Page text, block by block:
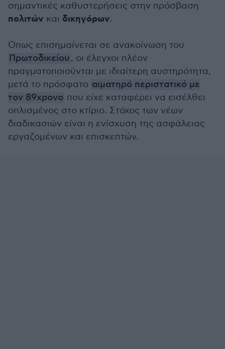
σημαντικές καθυστερήσεις στην πρόσβαση
πολιτών και δικηγόρων.
Όπως επισημαίνεται σε ανακοίνωση του
Πρωτοδικείου , οι έλεγχοι πλέον
πραγματοποιούνται με ιδιαίτερη αυστηρότητα,
μετά το πρόσφατο αιματηρό περιστατικό με
τον 89χρονο που είχε καταφέρει να εισέλθει
οπλισμένος στο κτίριο. Στόχος των νέων
διαδικασιών είναι η ενίσχυση της ασφάλειας
εργαζομένων και επισκεπτών.